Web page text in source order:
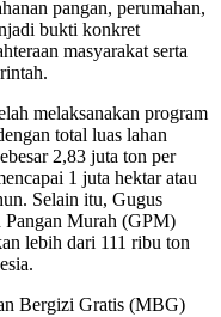
pangan, perumahan,
bukti konkret
masyarakat serta
melaksanakan program
total luas lahan
2,83 juta ton per
1 juta hektar atau
Selain itu, Gugus
Pangan Murah (GPM)
lebih dari 111 ribu ton
Bergizi Gratis (MBG)